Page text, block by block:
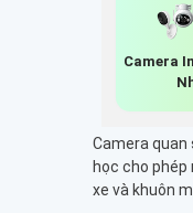
Camera
Camera quan
học cho
xe và khuôn